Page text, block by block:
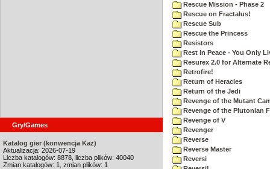
Gry/Games
Katalog gier (konwencja Kaz)
Aktualizacja: 2026-07-19
Liczba katalogów: 8878, liczba plików: 40040
Zmian katalogów: 1, zmian plików: 1
Rescue Mission - Phase 2
Rescue on Fractalus!
Rescue Sub
Rescue the Princess
Resistors
Rest in Peace - You Only
Resurex 2.0 for Alternate
Retrofire!
Return of Heracles
Return of the Jedi
Revenge of the Mutant
Revenge of the Plutonian
Revenge of V
Revenger
Reverse
Reverse Master
Reversi